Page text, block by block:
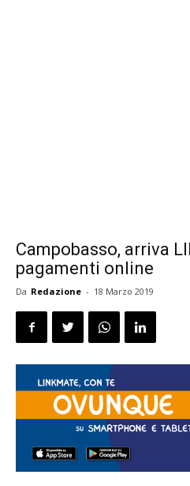
Campobasso, arriva
pagamenti online
Da Redazione - 18 Marzo 2019